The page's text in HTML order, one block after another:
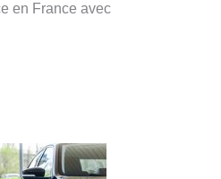
en France avec